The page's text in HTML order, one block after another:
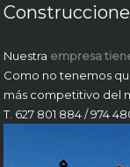
Nuestra empresa
Como no tenemos
más competitivo del
T. 627 801 884 / 974